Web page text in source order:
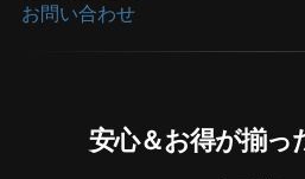
お問い合わせ
安心＆お得が揃っ